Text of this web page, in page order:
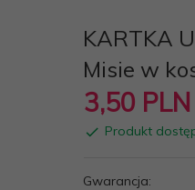
KARTKA
Misie w
3,50 PLN
Produkt
Gwarancja: